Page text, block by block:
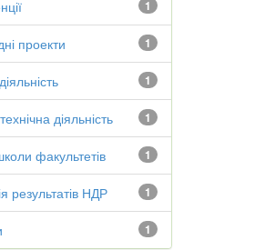
1
1
проекти
1
1
діяльність
1
факультетів
1
результатів НДР
1